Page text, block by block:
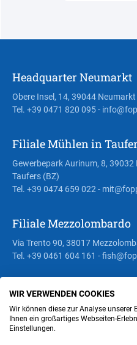
Headquarter Neumarkt
Obere Insel, 14, 39044 Neumarkt
Tel. +39 0471 820 095-
Filiale Mühlen in
Gewerbepark Aurinum, 8, 39032
Taufers (BZ)
Tel. +39 0474 659 022 -
Filiale Mezzolombardo
Via Trento 90, 38017
Tel. +39 0461 604 161 -
Steuer- und
WIR VERWENDEN COOKIES
Wir können diese zur Analyse unserer
Ihnen ein großartiges Webseiten-
Einstellungen.